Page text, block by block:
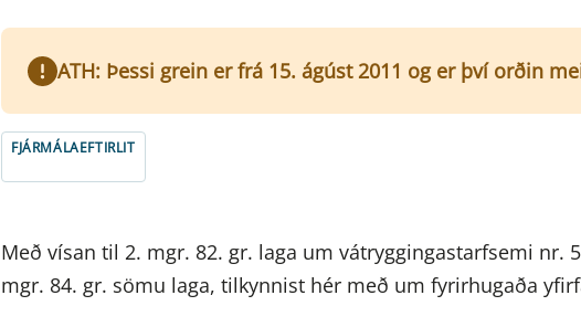
ATH: Þessi grein er frá 15. ágúst 2011 og er því orðin
FJÁRMÁLAEFTIRLIT
Með vísan til 2. mgr. 82. gr. laga um vátryggingastarfsemi nr.
mgr. 84. gr. sömu laga, tilkynnist hér með um fyrirhugaða